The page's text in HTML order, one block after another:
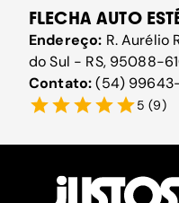
FLECHA AUTO
Endereço: R. Aurélio
do Sul - RS, 95088-
Contato:(54)
5 (9)